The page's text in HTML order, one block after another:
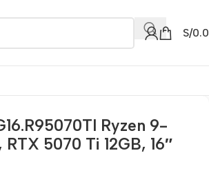
S/
Ryzen 9-
5070 Ti 12GB, 16″